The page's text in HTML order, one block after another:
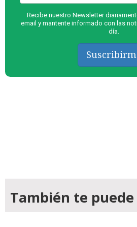
Recibe nuestro Newsletter
email y mantente informado con las
día.
También te